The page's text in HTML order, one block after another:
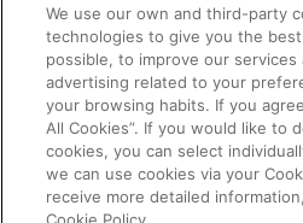
Algemene
We use our own and third-party
technologies to give you the
possible, to improve our services
advertising related to your
your browsing habits. If you
All Cookies”. If you would like to
cookies, you can select
we can use cookies via your
receive more detailed